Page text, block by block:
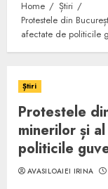
Home
Știri
Protestele din
afectate de politicile
Știri
Protestele
minerilor și
politicile
AVASILOAIEI IRINA